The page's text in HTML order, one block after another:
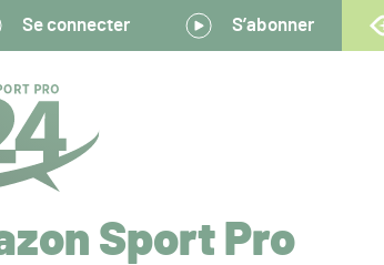
Se connecter S’abonner
Sport Pro